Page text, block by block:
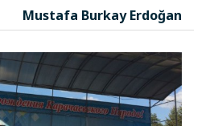
Mustafa Burkay Erdoğan